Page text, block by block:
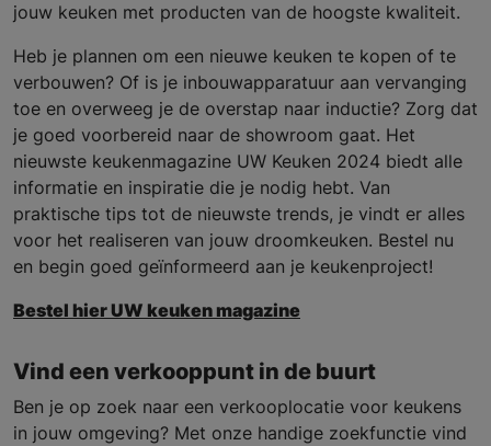
jouw keuken met producten van de hoogste kwaliteit.
Heb je plannen om een nieuwe keuken te kopen of te
verbouwen? Of is je inbouwapparatuur aan vervanging
toe en overweeg je de overstap naar inductie? Zorg dat
je goed voorbereid naar de showroom gaat. Het
nieuwste keukenmagazine UW Keuken 2024 biedt alle
informatie en inspiratie die je nodig hebt. Van
praktische tips tot de nieuwste trends, je vindt er alles
voor het realiseren van jouw droomkeuken. Bestel nu
en begin goed geïnformeerd aan je keukenproject!
Bestel hier UW keuken magazine
Vind een verkooppunt in de buurt
Ben je op zoek naar een verkooplocatie voor keukens
in jouw omgeving? Met onze handige zoekfunctie vind